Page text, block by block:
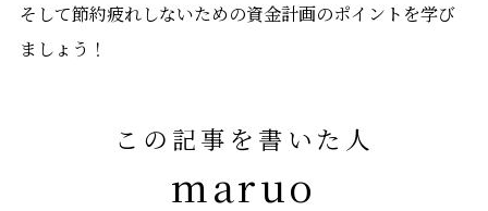
そして節約疲れしないための資金計画のポイントを学び
ましょう！
この記事を書いた人
maruo